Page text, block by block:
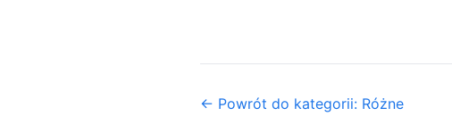
← Powrót do kategorii: Różne